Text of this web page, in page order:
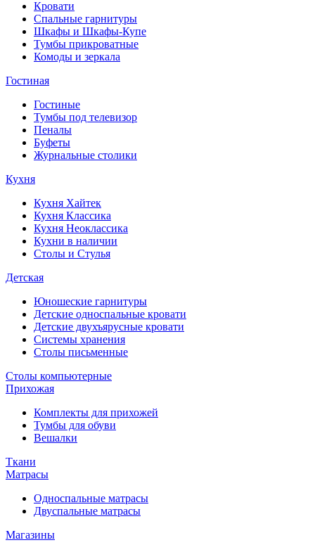
Кровати
Спальные гарнитуры
Шкафы и Шкафы-Купе
Тумбы прикроватные
Комоды и зеркала
Гостиная
Гостиные
Тумбы под телевизор
Пеналы
Буфеты
Журнальные столики
Кухня
Кухня Хайтек
Кухня Классика
Кухня Неоклассика
Кухни в наличии
Столы и Стулья
Детская
Юношеские гарнитуры
Детские односпальные кровати
Детские двухъярусные кровати
Системы хранения
Столы письменные
Столы компьютерные
Прихожая
Комплекты для прихожей
Тумбы для обуви
Вешалки
Ткани
Матрасы
Односпальные матрасы
Двуспальные матрасы
Магазины